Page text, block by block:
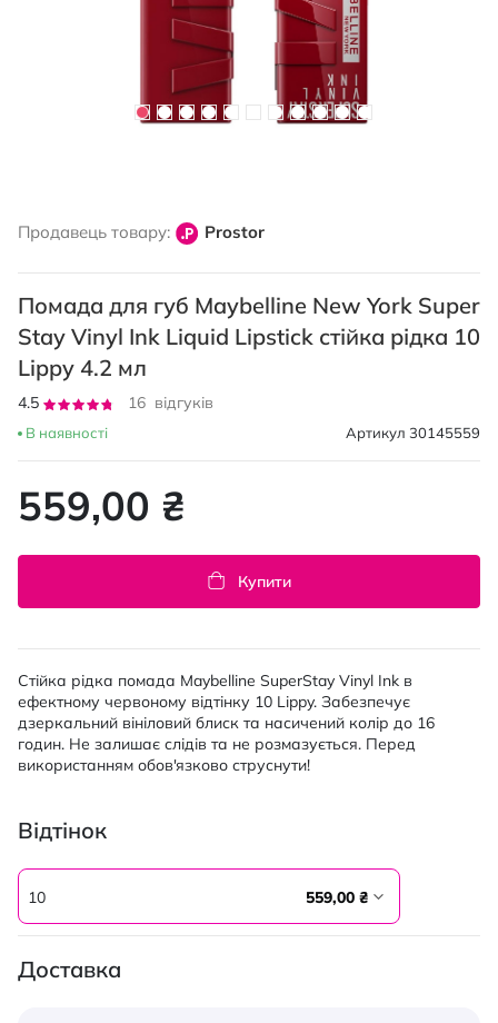
початку
зображень
Продавець товару: Prostor
Помада для губ Maybelline New York Super
Stay Vinyl Ink Liquid Lipstick стійка рідка 10
Lippy 4.2 мл
Рейтинг:
4.5
16 відгуків
В наявності Артикул 30145559
559,00 ₴
Купити
Стійка рідка помада Maybelline SuperStay Vinyl Ink в
ефектному червоному відтінку 10 Lippy. Забезпечує
дзеркальний вініловий блиск та насичений колір до 16
годин. Не залишає слідів та не розмазується. Перед
використанням обов'язково струснути!
Відтінок
10 559,00 ₴
Доставка